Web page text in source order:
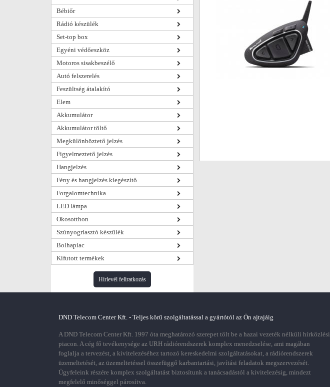
Bébiőr
Rádió készülék
Set-top box
Egyéni védőeszköz
Motoros sisakbeszélő
Autó felszerelés
Feszültség átalakító
Elem
Akkumulátor
Akkumulátor töltő
Megkülönböztető jelzés
Figyelmeztető jelzés
Hangjelzés
Fény és hangjelzés kiegészítő
Forgalomtechnika
LED lámpa
Okosotthon
Szúnyogriasztó készülék
Bolhapiac
Kifutott termékek
Hírlevél feliratkozás
DND Telecom Center Kft. - Teljes körű szolgáltatással a gyártótól az Ön ajtajáig
A DND Telecom Center Kft. 1997 óta meghatározó szerepet tölt be a hazai vezeték nélküli hírközlési
piacon. A cég fő tevékenysége az URH rádiórendszerek komplex menedzselése, ami magában
foglalja a tervezést, a kivitelezéséhez tartozó kereskedelmi szolgáltatásokat, a rádiórendszerek
üzemeltetését, az üzemeltetéssel összefüggő karbantartási, javítási feladatok megszervezését.
Ügyfeleink részére komplex szolgáltatást biztosítunk a tanácsadástól a kivitelezésig, mindezt
megfelelő minőséggel párosítva.